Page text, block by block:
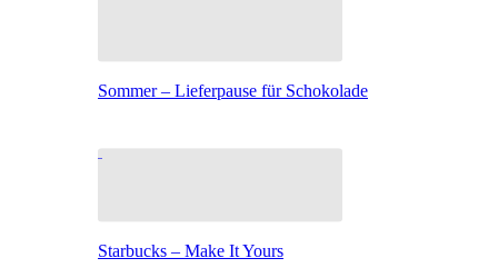
Sommer – Lieferpause für Schokolade
Starbucks – Make It Yours